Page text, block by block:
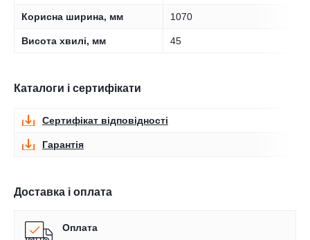
Корисна ширина, мм 1070
Висота хвилі, мм 45
Каталоги і сертифікати
Сертифікат відповідності
Гарантія
Доставка і оплата
Оплата